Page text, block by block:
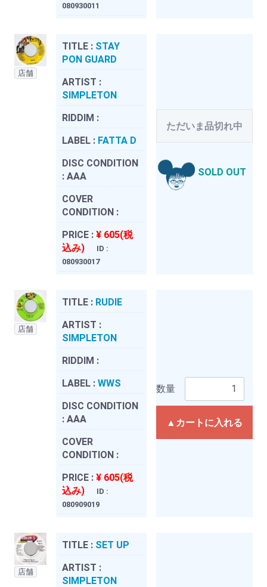
080930011
店舗
TITLE : STAY
PON GUARD
ARTIST :
SIMPLETON
RIDDIM :
LABEL : FATTA D
DISC CONDITION
: AAA
COVER
CONDITION :
PRICE : ¥ 605(税
込み)
ID :
080930017
ただいま品切れ中
SOLD OUT
店舗
TITLE : RUDIE
ARTIST :
SIMPLETON
RIDDIM :
LABEL : WWS
DISC CONDITION
: AAA
COVER
CONDITION :
PRICE : ¥ 605(税
込み)
ID :
080909019
数量
▲カートに入れる
店舗
TITLE : SET UP
ARTIST :
SIMPLETON